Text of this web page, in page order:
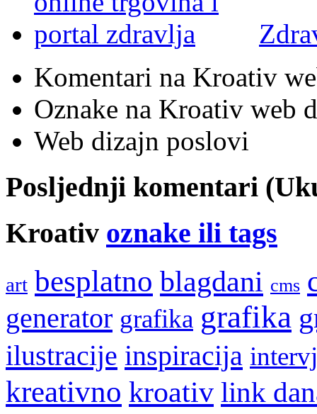
Komentari na Kroativ
Oznake na Kroativ web
Web dizajn poslovi
Posljednji komentari
Kroativ oznake ili tags
art besplatno blagdani cms
generator grafika grafika
ilustracije inspiracija
kreativno kroativ link